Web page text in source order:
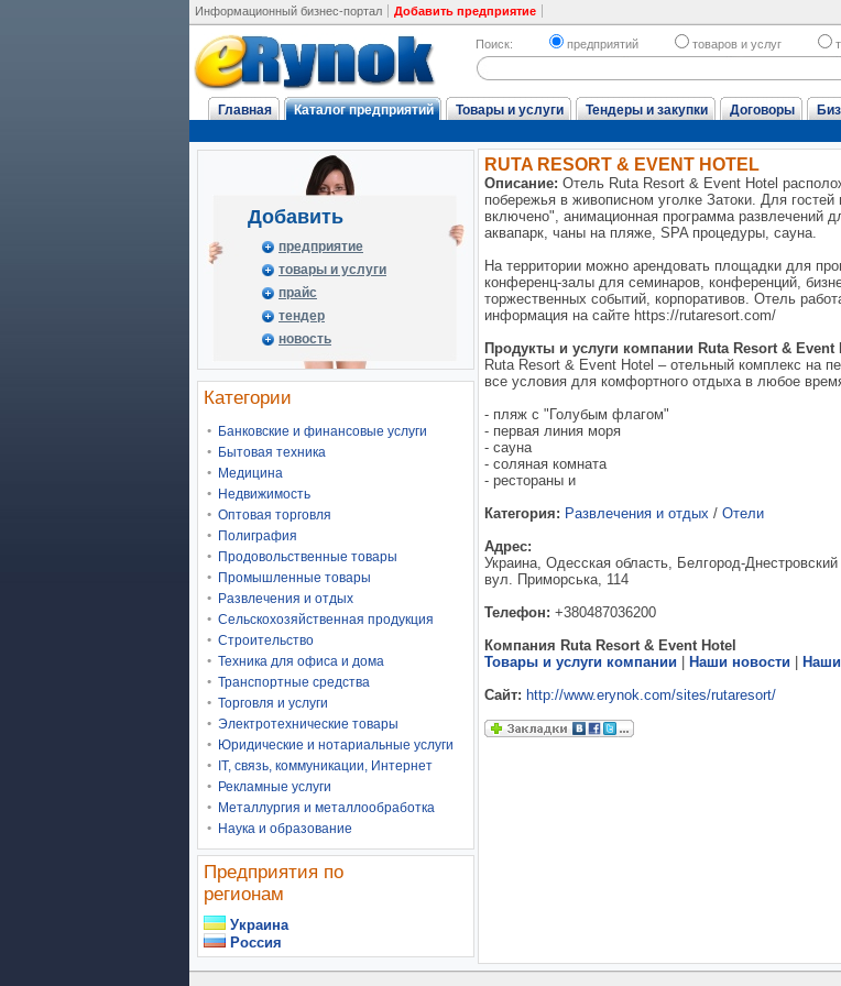
Информационный бизнес-портал Добавить предприятие
Поиск: предприятий товаров и услуг
Главная Каталог предприятий Товары и услуги Тендеры и закупки Договоры
Добавить
предприятие
товары и услуги
прайс
тендер
новость
Категории
Банковские и финансовые услуги
Бытовая техника
Медицина
Недвижимость
Оптовая торговля
Полиграфия
Продовольственные товары
Промышленные товары
Развлечения и отдых
Сельскохозяйственная продукция
Строительство
Техника для офиса и дома
Транспортные средства
Торговля и услуги
Электротехнические товары
Юридические и нотариальные услуги
IT, связь, коммуникации, Интернет
Рекламные услуги
Металлургия и металлообработка
Наука и образование
Предприятия по
регионам
Украина
Россия
RUTA RESORT & EVENT HOTEL
Описание: Отель Ruta Resort & Event Hotel
побережья в живописном уголке Затоки. Для
включено", анимационная программа развлечений
аквапарк, чаны на пляже, SPA процедуры, сауна.
На территории можно арендовать площадки для
конференц-залы для семинаров, конференций,
торжественных событий, корпоративов. Отель
информация на сайте https://rutaresort.com/
Продукты и услуги компании Ruta Resort & Event
Ruta Resort & Event Hotel – отельный комплекс на
все условия для комфортного отдыха в любое
- пляж с "Голубым флагом"
- первая линия моря
- сауна
- соляная комната
- рестораны и
Категория: Развлечения и отдых / Отели
Адрес:
Украина, Одесская область, Белгород-Днестровский
вул. Приморська, 114
Телефон: +380487036200
Компания Ruta Resort & Event Hotel
Товары и услуги компании
Наши новости
Сайт: http://www.erynok.com/sites/rutaresort/